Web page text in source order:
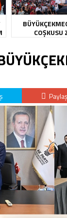
COŞKUSU
Paylaş